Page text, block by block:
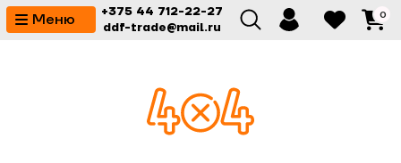
Меню
+375 44 712-22-27
ddf-trade@mail.ru
0